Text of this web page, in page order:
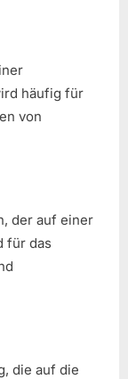
häufig für
von
der auf einer
für das
die auf die